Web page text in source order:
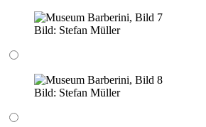
Bild: Stefan Müller
Bild: Stefan Müller